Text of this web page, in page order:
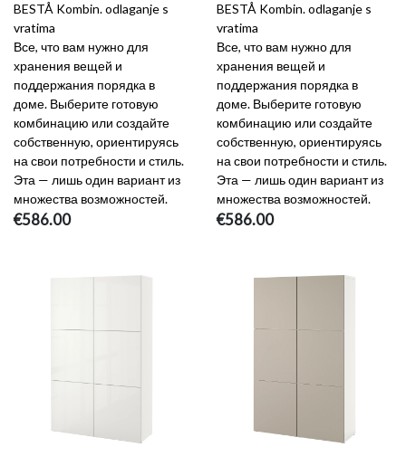
BESTÅ Kombin. odlaganje s
vratima
Все, что вам нужно для
хранения вещей и
поддержания порядка в
доме. Выберите готовую
комбинацию или создайте
собственную, ориентируясь
на свои потребности и стиль.
Эта — лишь один вариант из
множества возможностей.
€586.00
BESTÅ Kombin. odlaganje s
vratima
Все, что вам нужно для
хранения вещей и
поддержания порядка в
доме. Выберите готовую
комбинацию или создайте
собственную, ориентируясь
на свои потребности и стиль.
Эта — лишь один вариант из
множества возможностей.
€586.00